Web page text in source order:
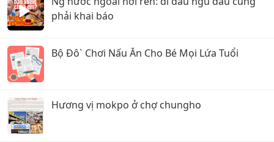
phải khai báo
Bộ Đô` Chơi Nấu Ăn Cho Bé Mọi Lứa Tuổi
Hương vị mokpo ở chợ chungho